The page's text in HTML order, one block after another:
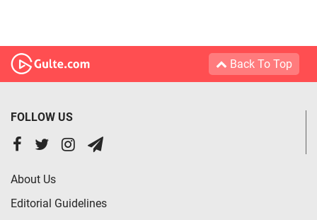
Back To Top
FOLLOW US
About Us
Editorial Guidelines